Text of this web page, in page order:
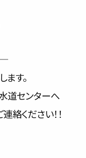
す。
道センターへ
絡ください！！